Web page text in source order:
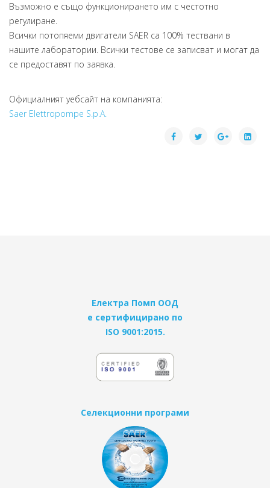
Възможно е също функционирането им с честотно
регулиране.
Всички потопяеми двигатели SAER са 100% тествани в
нашите лаборатории. Всички тестове се записват и могат да
се предоставят по заявка.
Официалният уебсайт на компанията:
Saer Elettropompe S.p.A.
Електра Помп ООД
е сертифицирано по
ISO 9001:2015.
Селекционни програми